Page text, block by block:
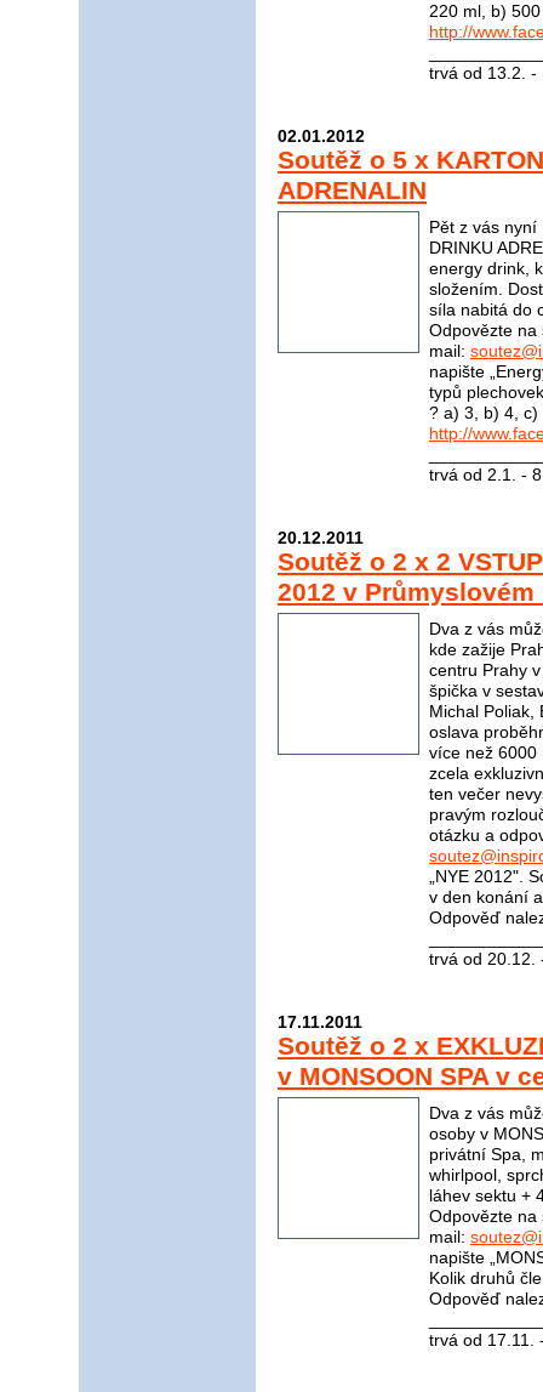
220 ml, b)
http://
trvá od 13.2.
02.01.2012
Soutěž o 5 x
ADRENALIN
Pět z vás nyní
DRINKU
energy drink,
složením.
síla nabitá do
Odpovězte na
mail:
napište
typů
? a) 3, b) 4,
http://
trvá od 2.1. -
20.12.2011
Soutěž o 2 x 2
2012 v Průmyslovém
Dva z vás
kde zažije
centru Prahy
špička v
Michal Poliak,
oslava
více než 6000
zcela
ten večer
pravým
otázku a
„NYE 2012".
v den konání
Odpověď
trvá od
17.11.2011
Soutěž o 2 x
v MONSOON SPA v
Dva z vás
osoby v
privátní Spa,
whirlpool,
láhev sektu +
Odpovězte na
mail:
napište
Kolik druhů
Odpověď
trvá od 17.11.